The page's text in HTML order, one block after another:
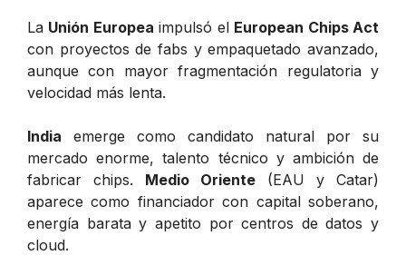
La Unión Europea impulsó el European Chips Act
con proyectos de fabs y empaquetado avanzado,
aunque con mayor fragmentación regulatoria y
velocidad más lenta.
India emerge como candidato natural por su
mercado enorme, talento técnico y ambición de
fabricar chips. Medio Oriente (EAU y Catar)
aparece como financiador con capital soberano,
energía barata y apetito por centros de datos y
cloud.